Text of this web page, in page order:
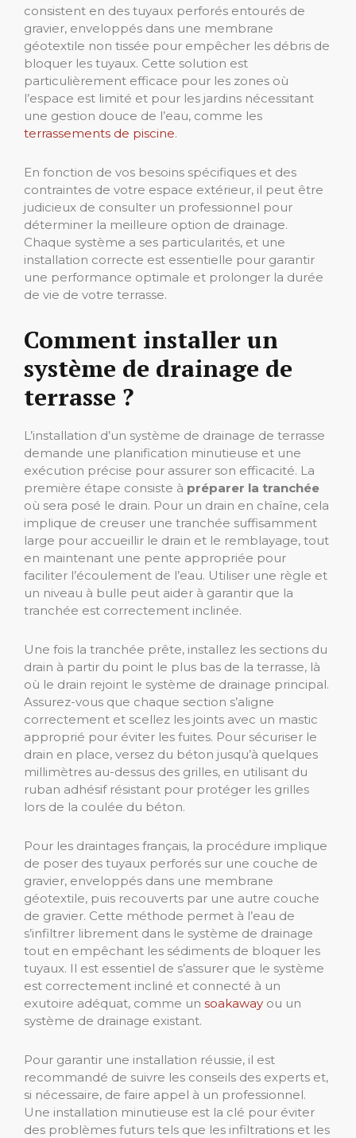
consistent en des tuyaux perforés entourés de
gravier, enveloppés dans une membrane
géotextile non tissée pour empêcher les débris de
bloquer les tuyaux. Cette solution est
particulièrement efficace pour les zones où
l’espace est limité et pour les jardins nécessitant
une gestion douce de l’eau, comme les
terrassements de piscine.
En fonction de vos besoins spécifiques et des
contraintes de votre espace extérieur, il peut être
judicieux de consulter un professionnel pour
déterminer la meilleure option de drainage.
Chaque système a ses particularités, et une
installation correcte est essentielle pour garantir
une performance optimale et prolonger la durée
de vie de votre terrasse.
Comment installer un
système de drainage de
terrasse ?
L’installation d’un système de drainage de terrasse
demande une planification minutieuse et une
exécution précise pour assurer son efficacité. La
première étape consiste à préparer la tranchée
où sera posé le drain. Pour un drain en chaîne, cela
implique de creuser une tranchée suffisamment
large pour accueillir le drain et le remblayage, tout
en maintenant une pente appropriée pour
faciliter l’écoulement de l’eau. Utiliser une règle et
un niveau à bulle peut aider à garantir que la
tranchée est correctement inclinée.
Une fois la tranchée prête, installez les sections du
drain à partir du point le plus bas de la terrasse, là
où le drain rejoint le système de drainage principal.
Assurez-vous que chaque section s’aligne
correctement et scellez les joints avec un mastic
approprié pour éviter les fuites. Pour sécuriser le
drain en place, versez du béton jusqu’à quelques
millimètres au-dessus des grilles, en utilisant du
ruban adhésif résistant pour protéger les grilles
lors de la coulée du béton.
Pour les draintages français, la procédure implique
de poser des tuyaux perforés sur une couche de
gravier, enveloppés dans une membrane
géotextile, puis recouverts par une autre couche
de gravier. Cette méthode permet à l’eau de
s’infiltrer librement dans le système de drainage
tout en empêchant les sédiments de bloquer les
tuyaux. Il est essentiel de s’assurer que le système
est correctement incliné et connecté à un
exutoire adéquat, comme un soakaway ou un
système de drainage existant.
Pour garantir une installation réussie, il est
recommandé de suivre les conseils des experts et,
si nécessaire, de faire appel à un professionnel.
Une installation minutieuse est la clé pour éviter
des problèmes futurs tels que les infiltrations et les